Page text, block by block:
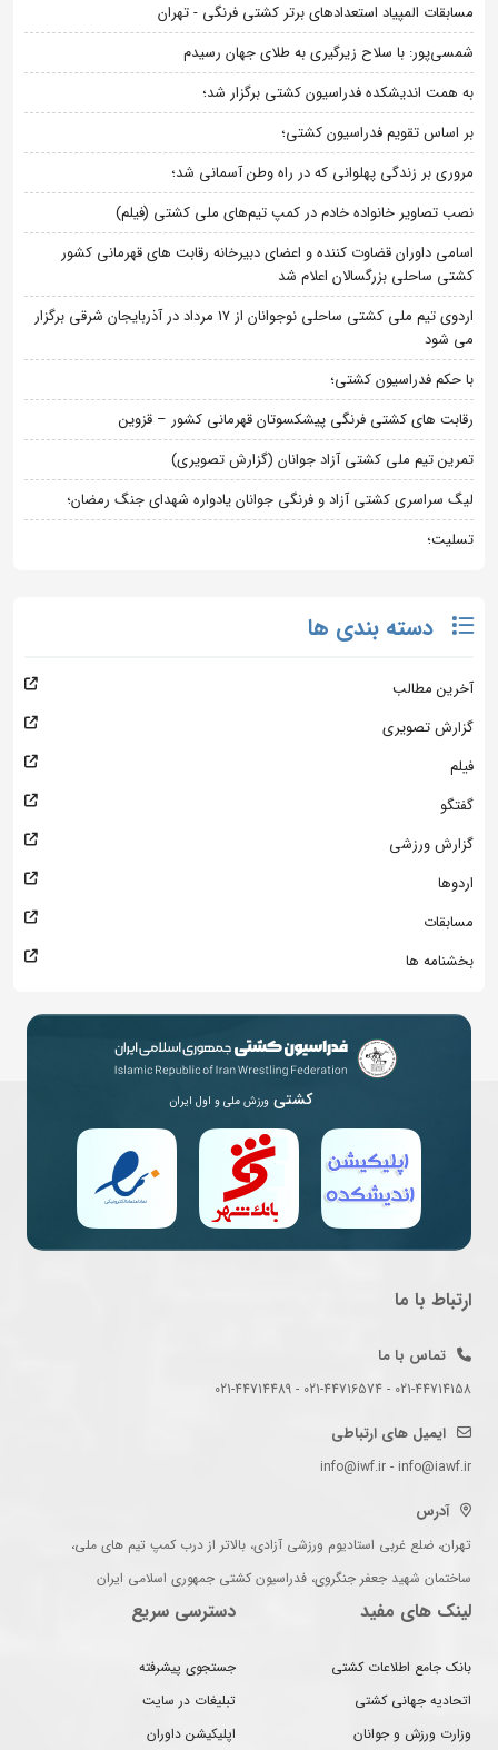
مسابقات المپیاد استعدادهای برتر کشتی فرنگی - تهران
شمسی‌پور: با سلاح زیرگیری به طلای جهان رسیدم
به همت اندیشکده فدراسیون کشتی برگزار شد؛
بر اساس تقویم فدراسیون کشتی؛
مروری بر زندگی پهلوانی که در راه وطن آسمانی شد؛
نصب تصاویر خانواده خادم در کمپ تیم‌های ملی کشتی (فیلم)
اسامی داوران قضاوت کننده و اعضای دبیرخانه رقابت های قهرمانی کشور
کشتی ساحلی بزرگسالان اعلام شد
اردوی تیم ملی کشتی ساحلی نوجوانان از 17 مرداد در آذربایجان شرقی برگزار
می شود
با حکم فدراسیون کشتی؛
رقابت های کشتی فرنگی پیشکسوتان قهرمانی کشور – قزوین
تمرین تیم ملی کشتی آزاد جوانان (گزارش تصویری)
لیگ سراسری کشتی آزاد و فرنگی جوانان یادواره شهدای جنگ رمضان؛
تسلیت؛
دسته بندی ها
آخرین مطالب
گزارش تصویری
فیلم
گفتگو
گزارش ورزشی
اردوها
مسابقات
بخشنامه ها
کشتی ورزش ملی و اول ایران
ارتباط با ما
تماس با ما
021-44714158 - 021-44716574 - 021-44714489
ایمیل های ارتباطی
info@iwf.ir - info@iawf.ir
آدرس
تهران، ضلع غربی استادیوم ورزشی آزادی، بالاتر از درب کمپ تیم های ملی،
ساختمان شهید جعفر جنگروی، فدراسیون کشتی جمهوری اسلامی ایران
لینک های مفید
بانک جامع اطلاعات کشتی
اتحادیه جهانی کشتی
وزارت ورزش و جوانان
دسترسی سریع
جستجوی پیشرفته
تبلیغات در سایت
اپلیکیشن داوران